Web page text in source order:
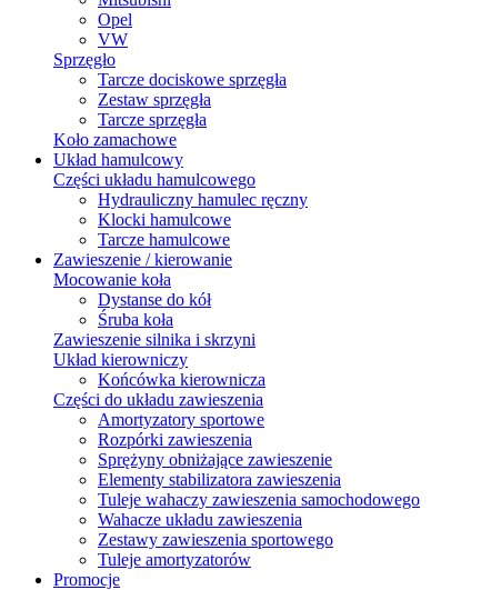
Opel
VW
Sprzęgło
Tarcze dociskowe sprzęgła
Zestaw sprzęgła
Tarcze sprzęgła
Koło zamachowe
Układ hamulcowy
Części układu hamulcowego
Hydrauliczny hamulec ręczny
Klocki hamulcowe
Tarcze hamulcowe
Zawieszenie / kierowanie
Mocowanie koła
Dystanse do kół
Śruba koła
Zawieszenie silnika i skrzyni
Układ kierowniczy
Końcówka kierownicza
Części do układu zawieszenia
Amortyzatory sportowe
Rozpórki zawieszenia
Sprężyny obniżające zawieszenie
Elementy stabilizatora zawieszenia
Tuleje wahaczy zawieszenia samochodowego
Wahacze układu zawieszenia
Zestawy zawieszenia sportowego
Tuleje amortyzatorów
Promocje